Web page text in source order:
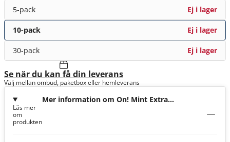
5-pack Ej i lager
10-pack Ej i lager
30-pack Ej i lager
Se när du kan få din leverans
Välj mellan ombud, paketbox eller hemleverans
Mer information om On! Mint Extra
Läs mer
om
produkten